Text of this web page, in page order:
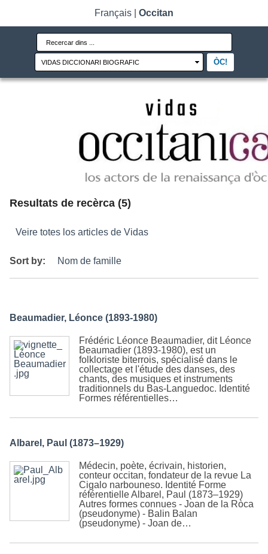
Français Occitan
Resultats de recèrca (5)
Veire totes los articles de Vidas
Sort by: Nom de famille
Beaumadier, Léonce (1893-1980)
Frédéric Léonce Beaumadier, dit Léonce
Beaumadier (1893-1980), est un
folkloriste biterrois, spécialisé dans le
collectage et l'étude des danses, des
chants, des musiques et instruments
traditionnels du Bas-Languedoc. Identité
Formes référentielles…
Albarel, Paul (1873–1929)
Médecin, poète, écrivain, historien,
conteur occitan, fondateur de la revue La
Cigalo narbouneso. Identité Forme
référentielle Albarel, Paul (1873–1929)
Autres formes connues - Joan de la Ròca
(pseudonyme) - Balin Balan
(pseudonyme) - Joan de…